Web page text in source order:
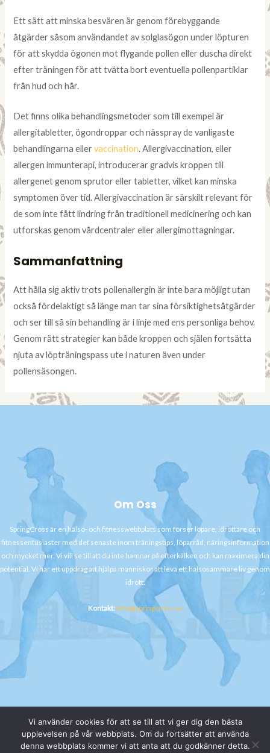
Ett sätt att minska besvären är genom förebyggande
åtgärder såsom användandet av solglasögon under löpturen
för att skydda ögonen mot flygande pollen eller duscha direkt
efter träningen för att tvätta bort eventuella pollenpartiklar
från hud och hår.
Det finns olika behandlingsmetoder som till exempel är
allergitabletter, ögondroppar och nässpray de vanligaste
behandlingarna ellervaccination. Allergivaccination, eller
allergen immunterapi, introducerar gradvis kroppen till
allergenet genom sprutor eller tabletter, vilket kan minska
symptomen över tid. Allergivaccination är särskilt relevant för
de som inte fått lindring från traditionell medicinering och kan
utforskas genom vårdcentraler eller allergimottagningar.
Sammanfattning
Att hålla sig aktiv trots pollenallergin är inte bara möjligt utan
också fördelaktigt så länge man tar sina försiktighetsåtgärder
och ser till så sin behandling är i linje med ens personliga behov.
Genom rätt strategier kan både kroppen och själen fortsätta
njuta av löpträningspass ute i naturen även under
pollensäsongen.
Om Oss
SpringCross är en hälso- och fitnesswebbplats som förser löpare, idrottare och
fitnessentusiaster med det senaste inom träningstips, löparråd, näringsinformation
och mycket mer. Vi vill se till att du inte hamnar på efterkälken och kan maximera din
potential. Vi har ett uppdrag att hjälpa människor att leva ett hälsosammare liv genom
idrott.
Kontakt:info@springcross.se
Copyright © 2026 springcross.se
Vi använder cookies för att se till att vi ger dig den bästa
upplevelsen på vår webbplats. Om du fortsätter att använda
denna webbplats kommer vi att anta att du godkänner detta.